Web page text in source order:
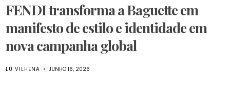
FENDI transforma a Baguette em
manifesto de estilo e identidade em
nova campanha global
LÚ VILHENA JUNHO 16, 2026